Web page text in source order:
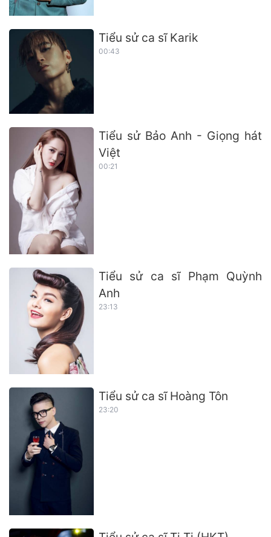
Tiểu sử ca sĩ Karik
00:43
Tiểu sử Bảo Anh - Giọng hát
Việt
00:21
Tiểu sử ca sĩ Phạm Quỳnh
Anh
23:13
Tiểu sử ca sĩ Hoàng Tôn
23:20